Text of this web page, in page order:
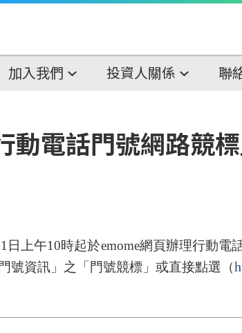
加入我們 投資人關係 聯
動電話門號網路競
日上午10時起於emome網頁辦理行動電
號資訊」之「門號競標」或直接點選（